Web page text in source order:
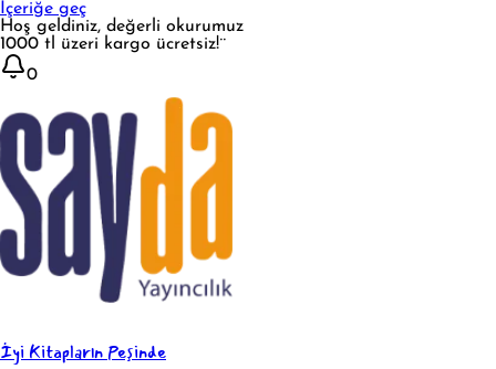
İçeriğe geç
Hoş geldiniz, değerli okurumuz
1000 tl üzeri kargo ücretsiz!¨
0
İyi Kitapların Peşinde